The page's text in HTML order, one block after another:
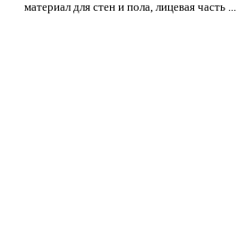
материал для стен и пола, лицевая часть ...